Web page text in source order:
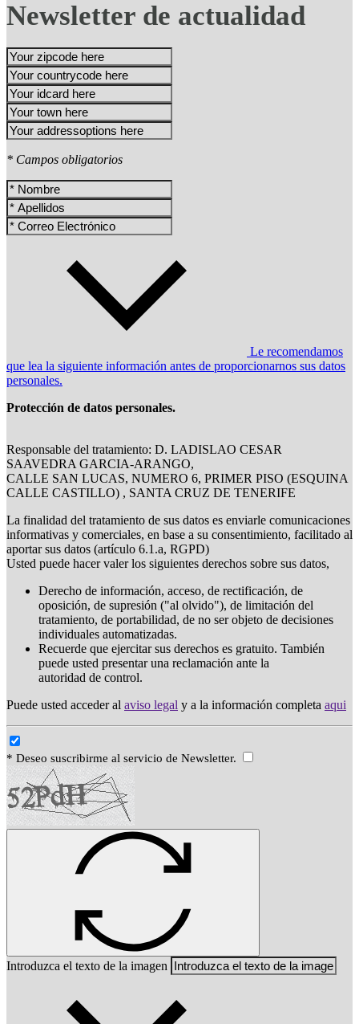
Newsletter de actualidad
* Campos obligatorios
Le recomendamos
que lea la siguiente información antes de proporcionarnos sus datos
personales.
Protección de datos personales.
Responsable del tratamiento: D. LADISLAO CESAR
SAAVEDRA GARCIA-ARANGO,
CALLE SAN LUCAS, NUMERO 6, PRIMER PISO (ESQUINA
CALLE CASTILLO) , SANTA CRUZ DE TENERIFE
La finalidad del tratamiento de sus datos es enviarle comunicaciones
informativas y comerciales, en base a su consentimiento, facilitado al
aportar sus datos (artículo 6.1.a, RGPD)
Usted puede hacer valer los siguientes derechos sobre sus datos,
Derecho de información, acceso, de rectificación, de
oposición, de supresión ("al olvido"), de limitación del
tratamiento, de portabilidad, de no ser objeto de decisiones
individuales automatizadas.
Recuerde que ejercitar sus derechos es gratuito. También
puede usted presentar una reclamación ante la
autoridad de control.
Puede usted acceder al aviso legal y a la información completa aqui
* Deseo suscribirme al servicio de Newsletter.
Introduzca el texto de la imagen